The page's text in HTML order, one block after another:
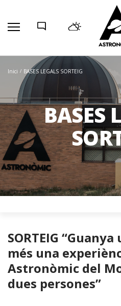
Inici BASES LEGALS SORTEIG
BASES
SORTEIG
més una
Astronòmic del
dues persones”